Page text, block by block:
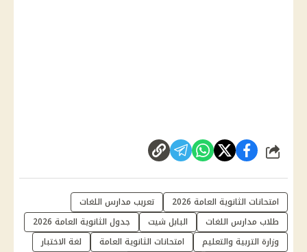
شارك
امتحانات الثانوية العامة 2026
تعريب مدارس اللغات
طلاب مدارس اللغات
البابل شيت
جدول الثانوية العامة 2026
وزارة التربية والتعليم
امتحانات الثانوية العامة
لغة الاختبار